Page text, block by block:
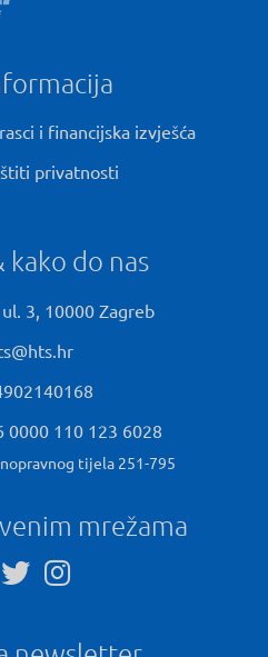
i financijska izvješća
privatnosti
kako do nas
3, 10000 Zagreb
0000 110 123 6028
tijela 251-795
mrežama